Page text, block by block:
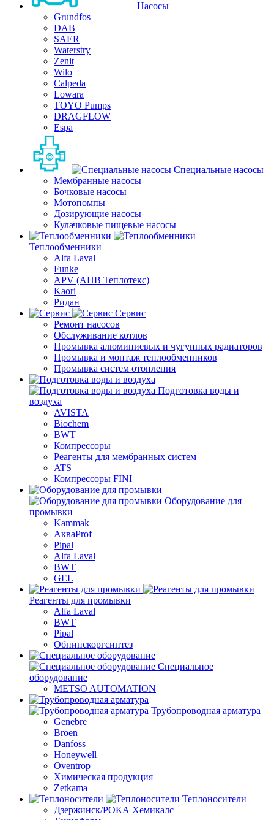
Насосы
Grundfos
DAB
SAER
Waterstry
Zenit
Wilo
Calpeda
Lowara
TOYO Pumps
DRAGFLOW
Espa
Специальные насосы
Мембранные насосы
Бочковые насосы
Мотопомпы
Дозирующие насосы
Кулачковые пищевые насосы
Теплообменники
Alfa Laval
Funke
APV (АПВ Теплотекс)
Kaori
Ридан
Сервис
Ремонт насосов
Обслуживание котлов
Промывка алюминиевых и чугунных радиаторов
Промывка и монтаж теплообменников
Промывка систем отопления
Подготовка воды и
воздуха
AVISTA
Biochem
BWT
Компрессоры
Реагенты для мембранных систем
ATS
Компрессоры FINI
Оборудование для
промывки
Kammak
АкваProf
Pipal
Alfa Laval
BWT
GEL
Реагенты для промывки
Alfa Laval
BWT
Pipal
Обнинскоргсинтез
Специальное
оборудование
METSO AUTOMATION
Трубопроводная арматура
Genebre
Broen
Danfoss
Honeywell
Oventrop
Химическая продукция
Zetkama
Теплоносители
Дзержинск/РОКА Хемикалс